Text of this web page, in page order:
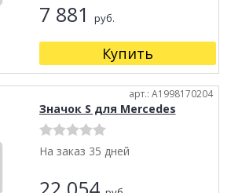
7 881 руб.
Купить
арт.: A1998170204
Значок S для Mercedes
На заказ 35 дней